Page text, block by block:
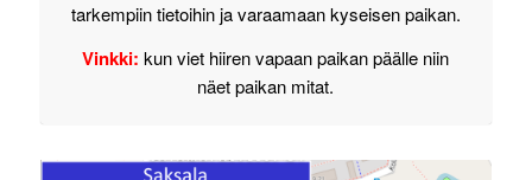
tarkempiin tietoihin ja varaamaan kyseisen paikan.
Vinkki: kun viet hiiren vapaan paikan päälle niin
näet paikan mitat.